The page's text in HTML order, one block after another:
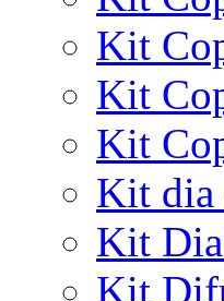
Kit
Kit
Kit
Kit dia
Kit
Kit